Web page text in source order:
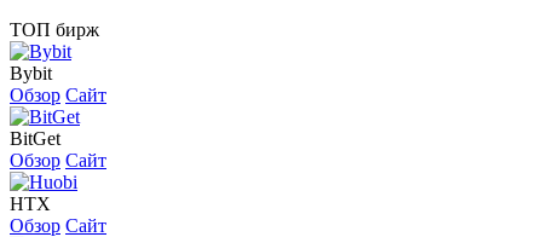
ТОП бирж
Bybit
Обзор Сайт
BitGet
Обзор Сайт
HTX
Обзор Сайт